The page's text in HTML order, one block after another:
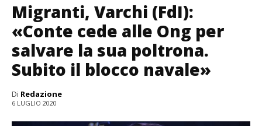
Migranti, Varchi (FdI):
«Conte cede alle Ong per
salvare la sua poltrona.
Subito il blocco navale»
Di Redazione
6 LUGLIO 2020